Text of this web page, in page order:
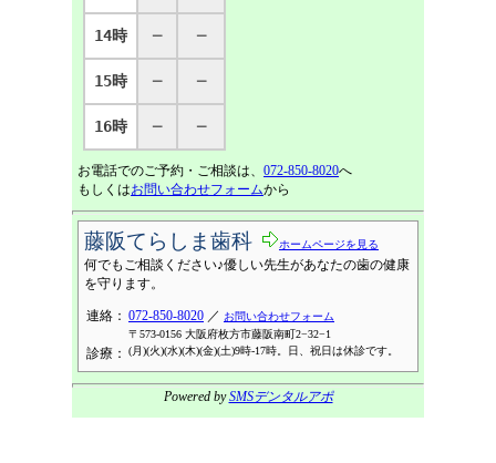
14時 ─ ─
15時 ─ ─
16時 ─ ─
お電話でのご予約・ご相談は、 072-850-8020へ
もしくはお問い合わせフォームから
藤阪てらしま歯科 ホームページを見る
何でもご相談ください♪優しい先生があなたの歯の健康
を守ります。
連絡： 072-850-8020 ／ お問い合わせフォーム
〒573-0156 大阪府枚方市藤阪南町2−32−1
診療： (月)(火)(水)(木)(金)(土)9時-17時。日、祝日は休診です。
Powered bySMSデンタルアポ